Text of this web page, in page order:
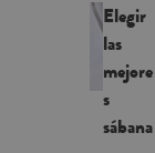
Elegir
las
mejore
s
sábana